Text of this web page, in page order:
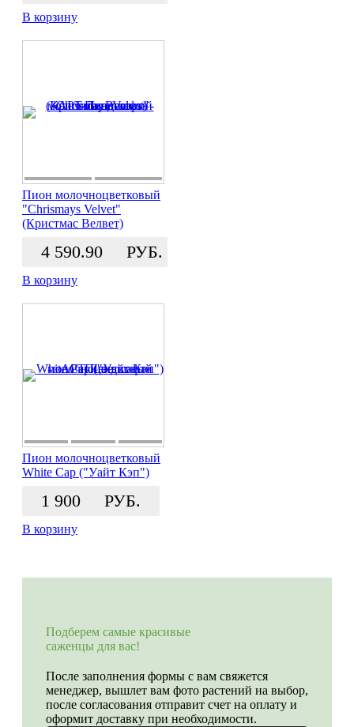
В корзину
Пион молочноцветковый
"Chrismays Velvet"
(Кристмас Велвет)
4 590.90 РУБ.
В корзину
Пион молочноцветковый
White Cap ("Уайт Кэп")
1 900 РУБ.
В корзину
Подберем самые красивые
саженцы для вас!
После заполнения формы с вам свяжется
менеджер, вышлет вам фото растений на выбор,
после согласования отправит счет на оплату и
оформит доставку при необходимости.